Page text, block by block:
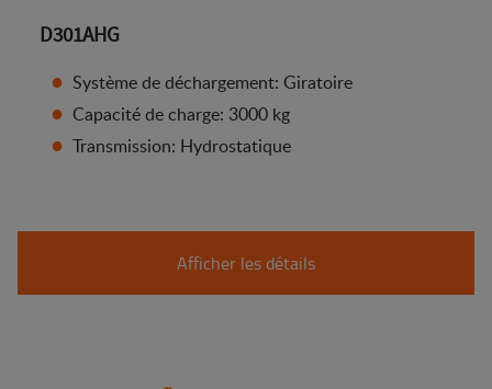
D301AHG
Système de déchargement: Giratoire
Capacité de charge: 3000 kg
Transmission: Hydrostatique
Afficher les détails